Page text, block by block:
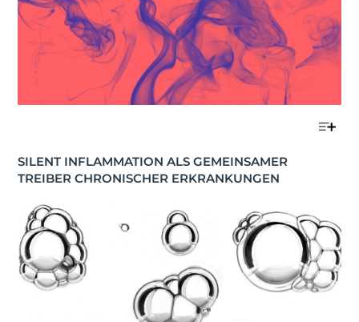
SILENT INFLAMMATION ALS GEMEINSAMER
TREIBER CHRONISCHER ERKRANKUNGEN